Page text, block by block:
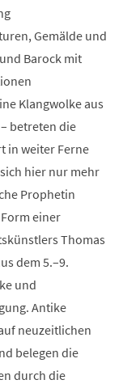
Gemälde und
Barock mit
Klangwolke aus
betreten die
in weiter Ferne
hier nur mehr
Prophetin
einer
Thomas
dem 5.–9.
und
Antike
neuzeitlichen
belegen die
durch die